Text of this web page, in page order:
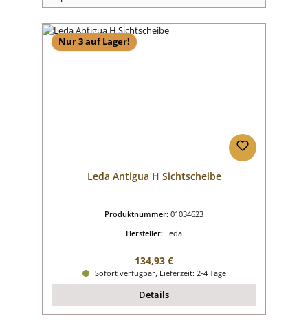
Nur 3 auf Lager!
Leda Antigua H Sichtscheibe
Produktnummer: 01034623
Hersteller: Leda
Regulärer Preis:
134,93 €
Sofort verfügbar, Lieferzeit: 2-4 Tage
Details